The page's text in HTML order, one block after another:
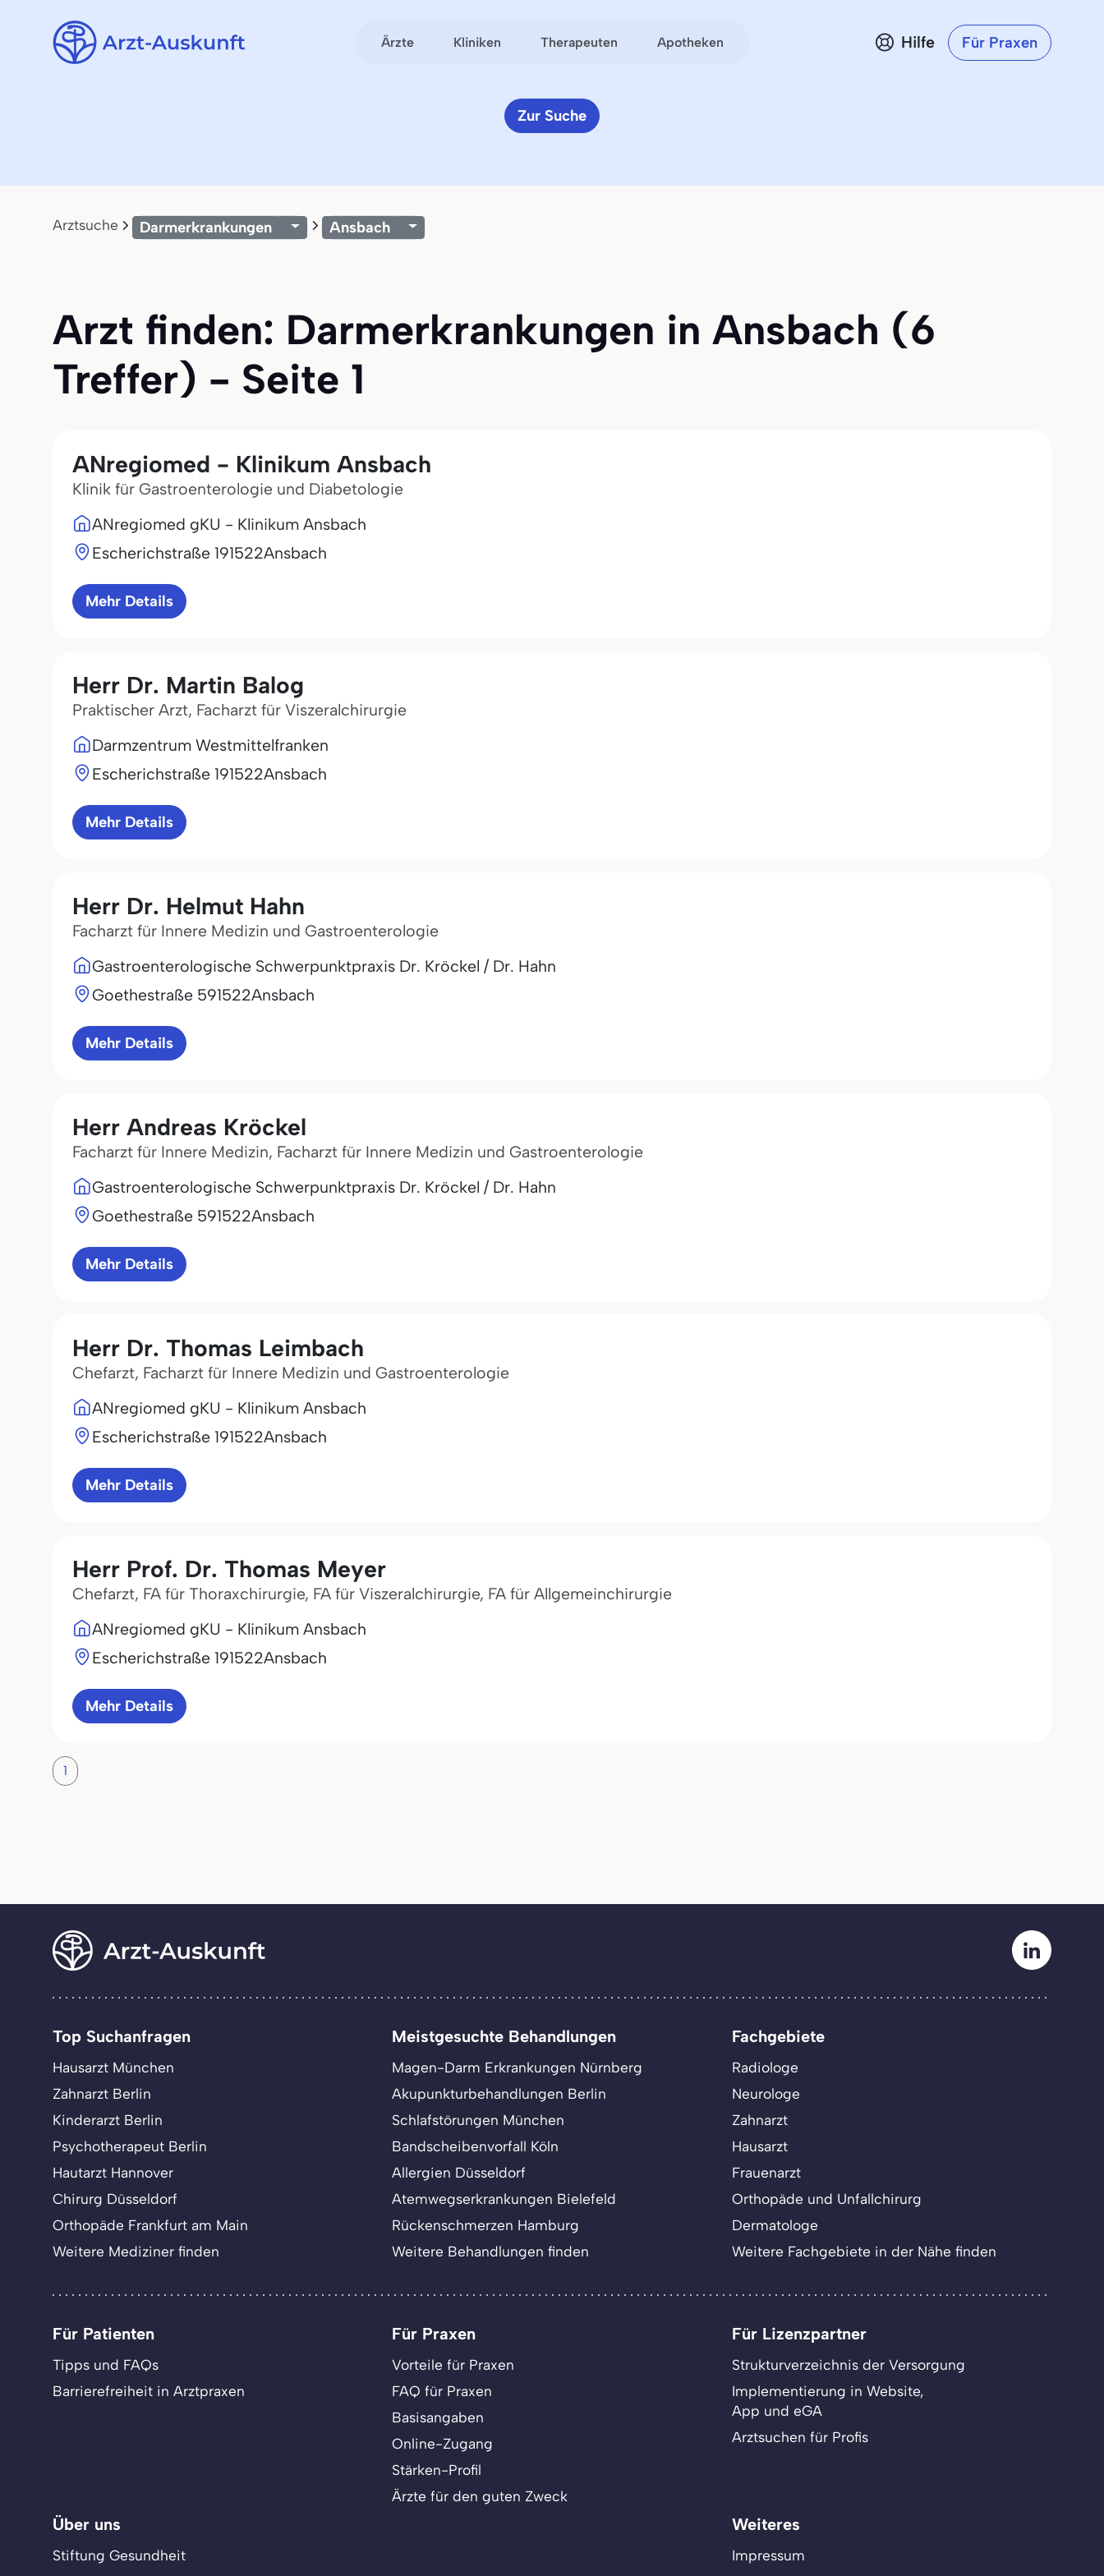
Ärzte Kliniken Therapeuten Apotheken Hilfe Für Praxen
Zur Suche
Arztsuche Darmerkrankungen Ansbach
Arzt finden: Darmerkrankungen in Ansbach (6
Treffer) - Seite 1
ANregiomed - Klinikum Ansbach
Klinik für Gastroenterologie und Diabetologie
ANregiomed gKU - Klinikum Ansbach
Escherichstraße 191522Ansbach
Mehr Details
Herr Dr. Martin Balog
Praktischer Arzt, Facharzt für Viszeralchirurgie
Darmzentrum Westmittelfranken
Escherichstraße 191522Ansbach
Mehr Details
Herr Dr. Helmut Hahn
Facharzt für Innere Medizin und Gastroenterologie
Gastroenterologische Schwerpunktpraxis Dr. Kröckel / Dr. Hahn
Goethestraße 591522Ansbach
Mehr Details
Herr Andreas Kröckel
Facharzt für Innere Medizin, Facharzt für Innere Medizin und Gastroenterologie
Gastroenterologische Schwerpunktpraxis Dr. Kröckel / Dr. Hahn
Goethestraße 591522Ansbach
Mehr Details
Herr Dr. Thomas Leimbach
Chefarzt, Facharzt für Innere Medizin und Gastroenterologie
ANregiomed gKU - Klinikum Ansbach
Escherichstraße 191522Ansbach
Mehr Details
Herr Prof. Dr. Thomas Meyer
Chefarzt, FA für Thoraxchirurgie, FA für Viszeralchirurgie, FA für Allgemeinchirurgie
ANregiomed gKU - Klinikum Ansbach
Escherichstraße 191522Ansbach
Mehr Details
1
Top Suchanfragen
Hausarzt München
Zahnarzt Berlin
Kinderarzt Berlin
Psychotherapeut Berlin
Hautarzt Hannover
Chirurg Düsseldorf
Orthopäde Frankfurt am Main
Weitere Mediziner finden
Meistgesuchte Behandlungen
Magen-Darm Erkrankungen Nürnberg
Akupunkturbehandlungen Berlin
Schlafstörungen München
Bandscheibenvorfall Köln
Allergien Düsseldorf
Atemwegserkrankungen Bielefeld
Rückenschmerzen Hamburg
Weitere Behandlungen finden
Fachgebiete
Radiologe
Neurologe
Zahnarzt
Hausarzt
Frauenarzt
Orthopäde und Unfallchirurg
Dermatologe
Weitere Fachgebiete in der Nähe finden
Für Patienten
Tipps und FAQs
Barrierefreiheit in Arztpraxen
Für Praxen
Vorteile für Praxen
FAQ für Praxen
Basisangaben
Online-Zugang
Stärken-Profil
Ärzte für den guten Zweck
Für Lizenzpartner
Strukturverzeichnis der Versorgung
Implementierung in Website,
App und eGA
Arztsuchen für Profis
Über uns
Stiftung Gesundheit
Weiteres
Impressum